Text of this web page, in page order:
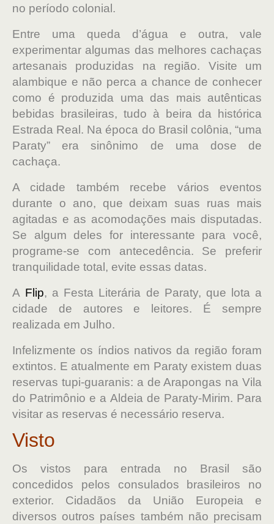
no período colonial.
Entre uma queda d’água e outra, vale
experimentar algumas das melhores cachaças
artesanais produzidas na região. Visite um
alambique e não perca a chance de conhecer
como é produzida uma das mais autênticas
bebidas brasileiras, tudo à beira da histórica
Estrada Real. Na época do Brasil colônia, “uma
Paraty” era sinônimo de uma dose de
cachaça.
A cidade também recebe vários eventos
durante o ano, que deixam suas ruas mais
agitadas e as acomodações mais disputadas.
Se algum deles for interessante para você,
programe-se com antecedência. Se preferir
tranquilidade total, evite essas datas.
A Flip, a Festa Literária de Paraty, que lota a
cidade de autores e leitores. É sempre
realizada em Julho.
Infelizmente os índios nativos da região foram
extintos. E atualmente em Paraty existem duas
reservas tupi-guaranis: a de Arapongas na Vila
do Patrimônio e a Aldeia de Paraty-Mirim. Para
visitar as reservas é necessário reserva.
Visto
Os vistos para entrada no Brasil são
concedidos pelos consulados brasileiros no
exterior. Cidadãos da União Europeia e
diversos outros países também não precisam